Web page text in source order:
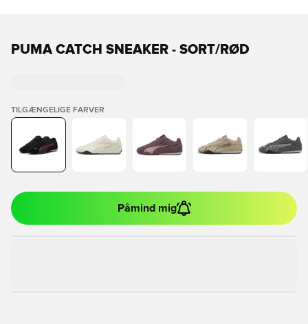
PUMA CATCH SNEAKER - SORT/RØD
TILGÆNGELIGE FARVER
Påmind mig